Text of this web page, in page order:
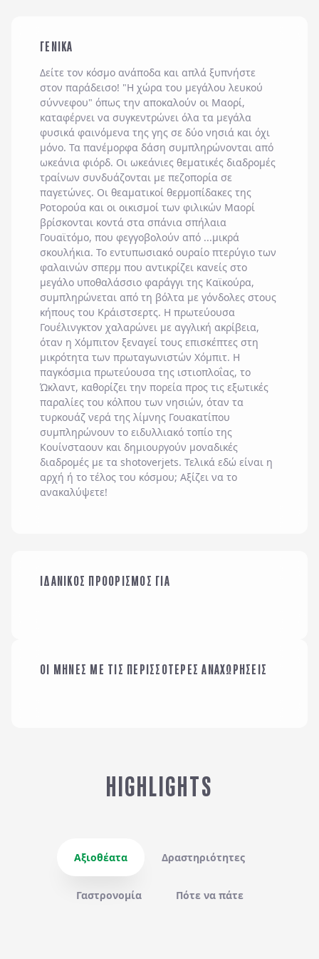
ΓΕΝΙΚΑ
Δείτε τον κόσμο ανάποδα και απλά ξυπνήστε
στον παράδεισο! "Η χώρα του μεγάλου λευκού
σύννεφου" όπως την αποκαλούν οι Μαορί,
καταφέρνει να συγκεντρώνει όλα τα μεγάλα
φυσικά φαινόμενα της γης σε δύο νησιά και όχι
μόνο. Τα πανέμορφα δάση συμπληρώνονται από
ωκεάνια φιόρδ. Οι ωκεάνιες θεματικές διαδρομές
τραίνων συνδυάζονται με πεζοπορία σε
παγετώνες. Οι θεαματικοί θερμοπίδακες της
Ροτορούα και οι οικισμοί των φιλικών Μαορί
βρίσκονται κοντά στα σπάνια σπήλαια
Γουαϊτόμο, που φεγγοβολούν από ...μικρά
σκουλήκια. Το εντυπωσιακό ουραίο πτερύγιο των
φαλαινών σπερμ που αντικρίζει κανείς στο
μεγάλο υποθαλάσσιο φαράγγι της Καϊκούρα,
συμπληρώνεται από τη βόλτα με γόνδολες στους
κήπους του Κράιστσερτς. Η πρωτεύουσα
Γουέλινγκτον χαλαρώνει με αγγλική ακρίβεια,
όταν η Χόμπιτον ξεναγεί τους επισκέπτες στη
μικρότητα των πρωταγωνιστών Χόμπιτ. Η
παγκόσμια πρωτεύουσα της ιστιοπλοΐας, το
Ώκλαντ, καθορίζει την πορεία προς τις εξωτικές
παραλίες του κόλπου των νησιών, όταν τα
τυρκουάζ νερά της λίμνης Γουακατίπου
συμπληρώνουν το ειδυλλιακό τοπίο της
Κουίνσταουν και δημιουργούν μοναδικές
διαδρομές με τα shotoverjets. Τελικά εδώ είναι η
αρχή ή το τέλος του κόσμου; Αξίζει να το
ανακαλύψετε!
ΙΔΑΝΙΚΟΣ ΠΡΟΟΡΙΣΜΟΣ ΓΙΑ
ΟΙΚΟΓΕΝΕΙΑ ΜΕ
ΠΑΙΔΙΑ
ΟΙ ΜΗΝΕΣ ΜΕ ΤΙΣ ΠΕΡΙΣΣΟΤΕΡΕΣ ΑΝΑΧΩΡΗΣΕΙΣ
ΙΑΝΟΥΑΡΙΟΣ
HIGHLIGHTS
Αξιοθέατα Δραστηριότητες
Γαστρονομία Πότε να πάτε